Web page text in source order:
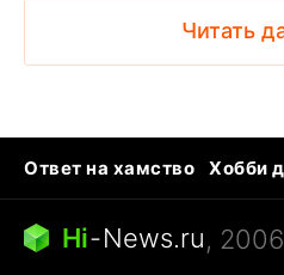
Читать
Ответ на хамство
Хобби
Бензин 100 vs 95
Тунцы в
Следующая пандемия
Hi-News.ru,